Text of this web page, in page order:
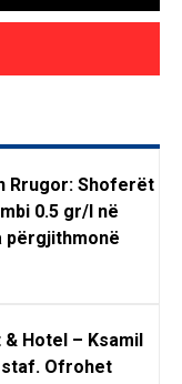
Rrugor: Shoferët
0.5 gr/l në
përgjithmonë
Hotel – Ksamil
Ofrohet